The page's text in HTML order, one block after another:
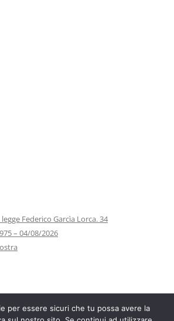
Federico Garcìa Lorca. 34
– 04/08/2026
per essere sicuri che tu possa avere la